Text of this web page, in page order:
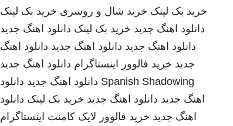
خرید بک لینک خرید شال و روسری خرید بک لینک
دانلود اهنگ جدید خرید بک لینک دانلود اهنگ جدید
دانلود اهنگ جدید دانلود اهنگ جدید دانلود اهنگ
جدید خرید فالوور اینستاگرام دانلود اهنگ جدید
Spanish Shadowing دانلود اهنگ جدید دانلود
اهنگ جدید دانلود اهنگ جدید خرید بک لینک دانلود
اهنگ جدید خرید فالوور لایک کامنت اینستاگرام